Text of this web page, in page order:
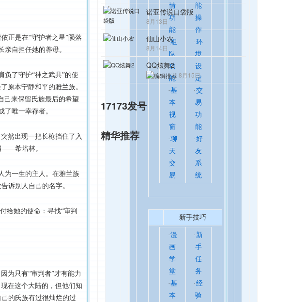
正是在“守护者之星”陨落
自担任她的养母。
负了守护“神之武具”的使
原本宁静和平的雅兰族。
己来保留氏族最后的希望
唯一幸存者。
然出现一把长枪挡住了入
——希培林。
为一生的主人。在雅兰族
诉别人自己的名字。
给她的使命：寻找“审判
为只有“审判者”才有能力
在这个大陆的，但他们知
的氏族有过很灿烂的过
情
功
能
·组
队
功
能
·基
本
视
窗
·聊
天
交
易
能
操
作
·环
境
设
定
·交
易
功
能
·好
友
系
统
新手技巧
·漫
画
学
堂
·基
本
· 新
手
任
务
·经
验
诺亚传说口袋版
8月13日
仙山小农
8月14日
QQ炫舞2
8月15日
17173发号
精华推荐